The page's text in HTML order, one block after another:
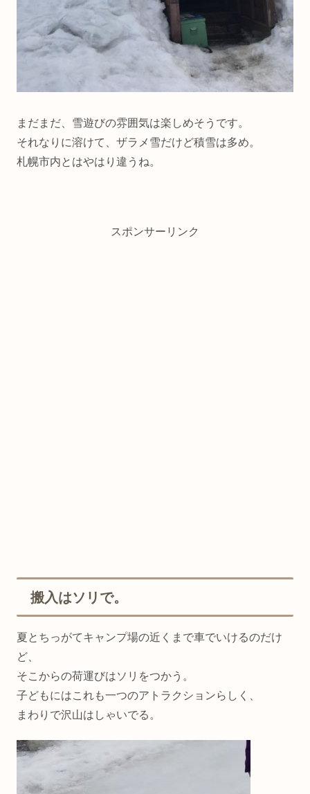
まだまだ、雪遊びの雰囲気は楽しめそうです。
それなりに溶けて、ザラメ雪だけど積雪は多め。
札幌市内とはやはり違うね。
スポンサーリンク
搬入はソリで。
夏とちっがてキャンプ場の近くまで車でいけるのだけ
ど、
そこからの荷運びはソリをつかう。
子どもにはこれも一つのアトラクションらしく、
まわりで沢山はしゃいでる。